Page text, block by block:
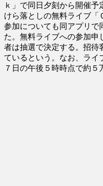
ｋ」で同日夕刻から開催予
けら落としの無料ライブ
参加についても同アプリで
た。無料ライブへの参加申
者は抽選で決定する。招待
ているという。なお、ライ
７日の午後５時時点で約５